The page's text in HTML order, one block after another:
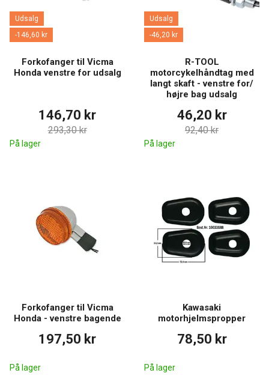
Udsalg
-146,60 kr
Forkofanger til Vicma
Honda venstre for udsalg
146,70 kr
293,30 kr
På lager
Udsalg
-46,20 kr
R-TOOL
motorcykelhåndtag med
langt skaft - venstre for/
højre bag udsalg
46,20 kr
92,40 kr
På lager
Forkofanger til Vicma
Honda - venstre bagende
197,50 kr
På lager
Kawasaki
motorhjelmspropper
78,50 kr
På lager